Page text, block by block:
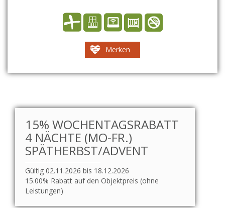
Merken
15% WOCHENTAGSRABATT
4 NÄCHTE (MO-FR.)
SPÄTHERBST/ADVENT
Gültig 02.11.2026 bis 18.12.2026
15.00% Rabatt auf den Objektpreis (ohne
Leistungen)